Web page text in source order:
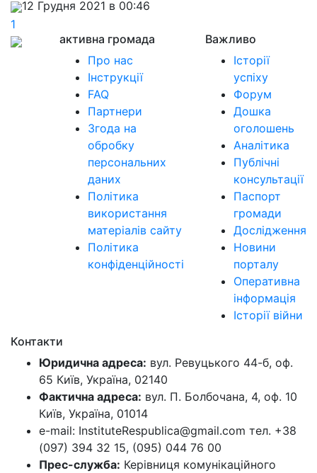
12 Грудня 2021 в 00:46
1
активна громада
Про нас
Інструкції
FAQ
Партнери
Згода на
обробку
персональних
даних
Політика
використання
матеріалів сайту
Політика
конфіденційності
Важливо
Історії
успіху
Форум
Дошка
оголошень
Аналітика
Публічні
консультації
Паспорт
громади
Дослідження
Новини
порталу
Оперативна
інформація
Історії війни
Контакти
Юридична адреса: вул. Ревуцького 44-б, оф.
65 Київ, Україна, 02140
Фактична адреса: вул. П. Болбочана, 4, оф. 10
Київ, Україна, 01014
e-mail: InstituteRespublica@gmail.com тел. +38
(097) 394 32 15, (095) 044 76 00
Прес-служба: Керівниця комунікаційного